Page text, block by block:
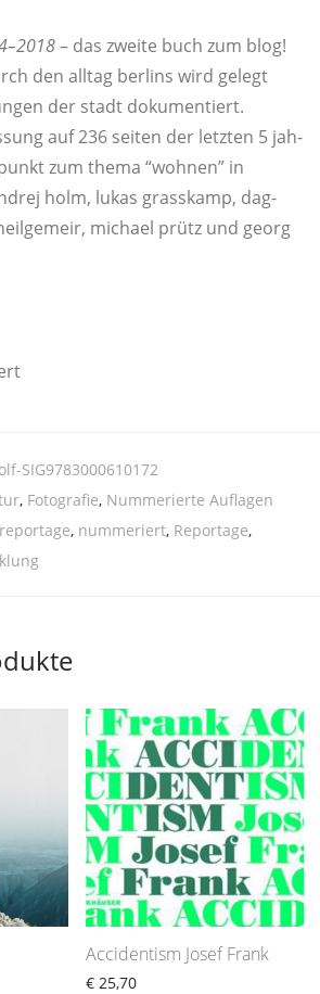
– das zwei­te buch zum blog!
den all­tag ber­lins wird gelegt
der stadt dokumentiert.
auf 236 sei­ten der letz­ten 5 jah­
zum the­ma “woh­nen” in
holm, lukas grass­kamp, dag­
micha­el prütz und georg
SIG9783000610172
, Fotografie, Nummerierte Auflagen
, nummeriert, Reportage,
Accidentism Josef Frank
€ 25,70